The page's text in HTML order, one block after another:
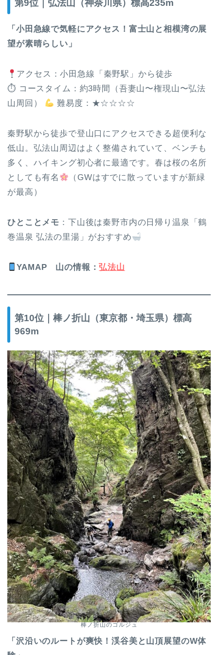
第9位｜弘法山（神奈川県）標高235m
「小田急線で気軽にアクセス！富士山と相模湾の展
望が素晴らしい」
アクセス：小田急線「秦野駅」から徒歩
⏱ コースタイム：約3時間（吾妻山〜権現山〜弘法
山周回）
難易度：★☆☆☆☆
秦野駅から徒歩で登山口にアクセスできる超便利な
低山。弘法山周辺はよく整備されていて、ベンチも
多く、ハイキング初心者に最適です。春は桜の名所
としても有名
（GWはすでに散っていますが新緑
が最高）
ひとことメモ ：下山後は秦野市内の日帰り温泉「鶴
巻温泉 弘法の里湯」がおすすめ
YAMAP 山の情報 ：弘法山
第10位｜棒ノ折山（東京都・埼玉県）標高
969m
棒ノ折山のゴルジュ
「沢沿いのルートが爽快！渓谷美と山頂展望のW体